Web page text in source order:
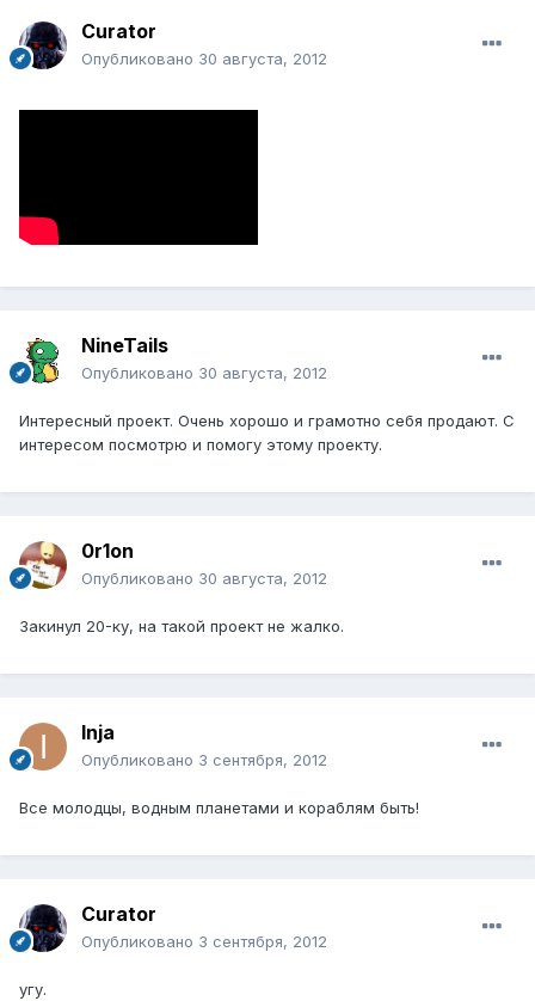
Curator
Опубликовано 30 августа, 2012
NineTails
Опубликовано 30 августа, 2012
Интересный проект. Очень хорошо и грамотно себя продают. С
интересом посмотрю и помогу этому проекту.
0r1on
Опубликовано 30 августа, 2012
Закинул 20-ку, на такой проект не жалко.
Inja
Опубликовано 3 сентября, 2012
Все молодцы, водным планетами и кораблям быть!
Curator
Опубликовано 3 сентября, 2012
угу.